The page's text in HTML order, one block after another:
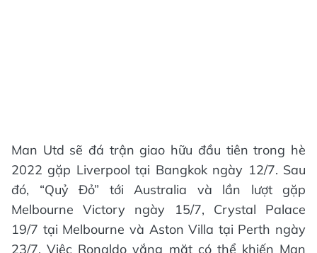
Man Utd sẽ đá trận giao hữu đầu tiên trong hè
2022 gặp Liverpool tại Bangkok ngày 12/7. Sau
đó, “Quỷ Đỏ” tới Australia và lần lượt gặp
Melbourne Victory ngày 15/7, Crystal Palace
19/7 tại Melbourne và Aston Villa tại Perth ngày
23/7. Việc Ronaldo vắng mặt có thể khiến Man